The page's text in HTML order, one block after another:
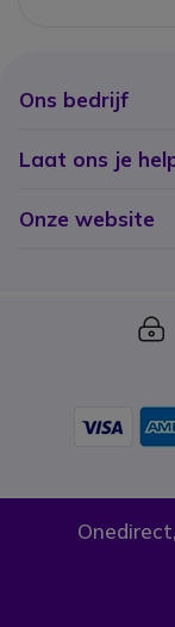
Ons bedrijf
Laat ons je
Onze website